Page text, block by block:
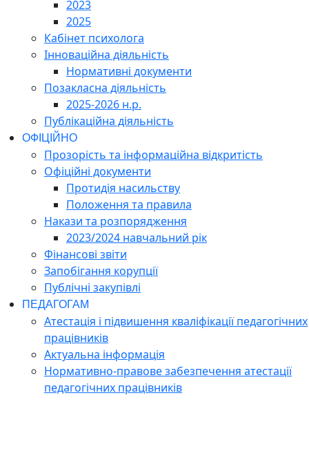
2023
2025
Кабінет психолога
Інноваційна діяльність
Нормативні документи
Позакласна діяльність
2025-2026 н.р.
Публікаційна діяльність
ОФІЦІЙНО
Прозорість та інформаційна відкритість
Офіційні документи
Протидія насильству
Положення та правила
Накази та розпорядження
2023/2024 навчальний рік
Фінансові звіти
Запобігання корупції
Публічні закупівлі
ПЕДАГОГАМ
Атестація і підвишення кваліфікації педагогічних
працівників
Актуальна інформація
Нормативно-правове забезпечення атестації
педагогічних працівників